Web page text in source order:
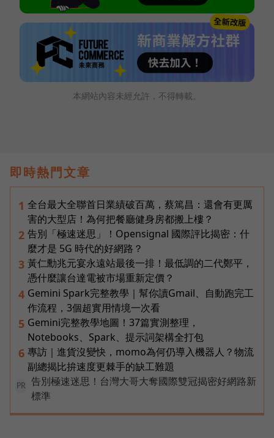
本網站內容未經允許，不得轉載。
即時熱門文章
1 全台最大全聯首日業績破百萬，蔡篤昌：還會有更厲
害的大型店！為何把餐廳健身房都搬上樓？
2 告別「極速迷思」！Opensignal 國際評比揭密：什
麼才是 5G 時代的好網路？
3 黃仁勳兆元宴永遠站最後一排！最低調的二代鄭平，
憑什麼讓台達電被市場重新定價？
4 Gemini Spark完整教學｜幫你讀Gmail、自動跑完工
作流程，3個超實用情境一次看
5 Gemini完整教學地圖！37篇實測整理，
Notebooks、Spark、提示詞架構全打包
6 專訪｜進貨沒變快，momo為何仍導入機器人？物流
副總揭比拚速度更棘手的缺工難題
PR
告別極速迷思！台灣大哥大奪國際雙冠揭密好網路新
標準